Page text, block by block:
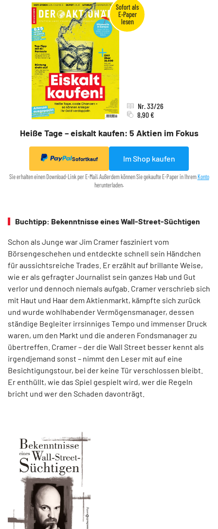
Heiße Tage – eiskalt kaufen: 5 Aktien im Fokus
Nr. 33/26
8,90 €
Sofortkauf Im Shop kaufen
Sie erhalten einen Download-Link per E-Mail. Außerdem können Sie gekaufte E-Paper in Ihrem Konto
herunterladen.
Buchtipp: Bekenntnisse eines Wall-Street-Süchtigen
Schon als Junge war Jim Cramer fasziniert vom
Börsengeschehen und entdeckte schnell sein Händchen
für aussichtsreiche Trades. Er erzählt auf brillante Weise,
wie er als gefragter Journalist sein ganzes Hab und Gut
verlor und dennoch niemals aufgab. Cramer verschrieb sich
mit Haut und Haar dem Aktienmarkt, kämpfte sich zurück
und wurde wohlhabender Vermögensmanager, dessen
ständige Begleiter irrsinniges Tempo und immenser Druck
waren, um den Markt und die anderen Fondsmanager zu
übertreffen. Cramer – der die Wall Street besser kennt als
irgendjemand sonst – nimmt den Leser mit auf eine
Besichtigungstour, bei der keine Tür verschlossen bleibt.
Er enthüllt, wie das Spiel gespielt wird, wer die Regeln
bricht und wer den Schaden davonträgt.